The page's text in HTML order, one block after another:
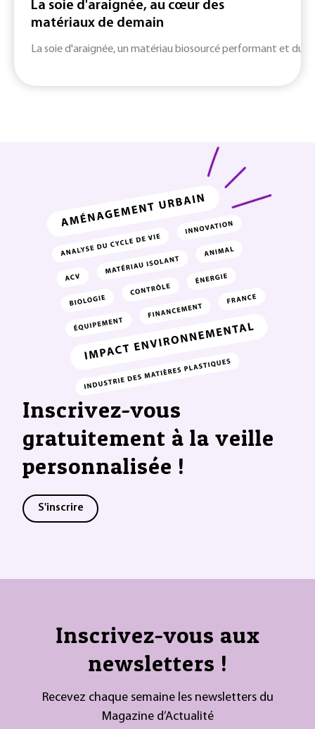
La soie d'araignée, au cœur des
matériaux de demain
La soie d'araignée, un matériau biosourcé performant et
Inscrivez-vous
gratuitement à la veille
personnalisée !
S'inscrire
Inscrivez-vous aux
newsletters !
Recevez chaque semaine les newsletters du
Magazine d’Actualité